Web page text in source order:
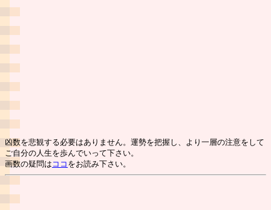
凶数を悲観する必要はありません。運勢を把握し、より一層の注意をして
ご自分の人生を歩んでいって下さい。
画数の疑問は ココ をお読み下さい。